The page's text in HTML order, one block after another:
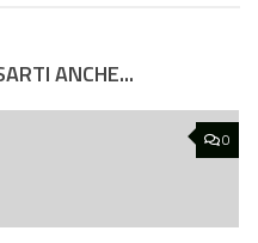
ANCHE...
0